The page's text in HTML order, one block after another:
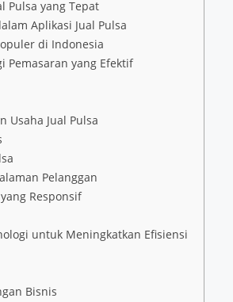
Pulsa yang Tepat
Aplikasi Jual Pulsa
di Indonesia
Pemasaran yang Efektif
Usaha Jual Pulsa
Pelanggan
Responsif
untuk Meningkatkan Efisiensi
Bisnis